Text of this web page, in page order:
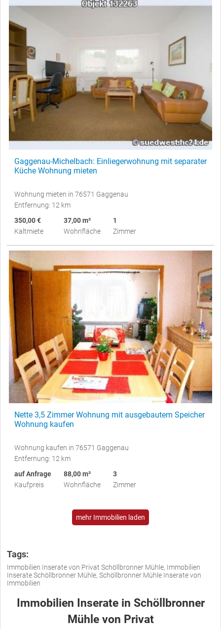
Gaggenau-Michelbach: Einliegerwohnung mit separater
Küche Wohnung mieten
Wohnung mieten in 76571 Gaggenau
Entfernung: 12 km
350,00 €
Kaltmiete
37,00 m²
Wohnfläche
1
Zimmer
Nette 3,5 Zimmer Wohnung mit ausgebautem Speicher
Wohnung kaufen
Wohnung kaufen in 76571 Gaggenau
Entfernung: 12 km
auf Anfrage
Kaufpreis
88,00 m²
Wohnfläche
3
Zimmer
mehr Immobilien laden
Tags:
Immobilien Inserate von Privat Schöllbronner Mühle, Immobilien
Inserate Schöllbronner Mühle, Schöllbronner Mühle Inserate von
Immobilien
Immobilien Inserate in Schöllbronner
Mühle von Privat